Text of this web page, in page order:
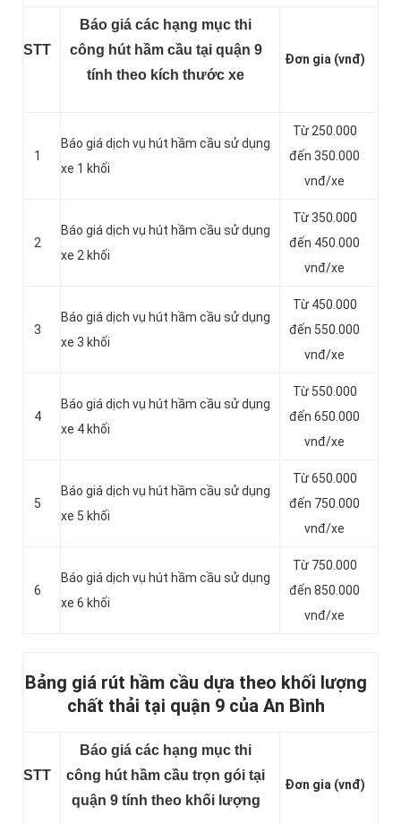
STT
Báo giá các hạng mục thi
công hút hầm cầu tại quận 9
tính theo kích thước xe
Đơn gia (vnđ)
1
Báo giá dịch vụ hút hầm cầu sử dụng
xe 1 khối
Từ 250.000
đến 350.000
vnđ/xe
2
Báo giá dịch vụ hút hầm cầu sử dụng
xe 2 khối
Từ 350.000
đến 450.000
vnđ/xe
3
Báo giá dịch vụ hút hầm cầu sử dụng
xe 3 khối
Từ 450.000
đến 550.000
vnđ/xe
4
Báo giá dịch vụ hút hầm cầu sử dụng
xe 4 khối
Từ 550.000
đến 650.000
vnđ/xe
5
Báo giá dịch vụ hút hầm cầu sử dụng
xe 5 khối
Từ 650.000
đến 750.000
vnđ/xe
6
Báo giá dịch vụ hút hầm cầu sử dụng
xe 6 khối
Từ 750.000
đến 850.000
vnđ/xe
Bảng giá rút hầm cầu dựa theo khối lượng
chất thải tại quận 9 của An Bình
STT
Báo giá các hạng mục thi
công hút hầm cầu trọn gói tại
quận 9 tính theo khối lượng
Đơn gia (vnđ)